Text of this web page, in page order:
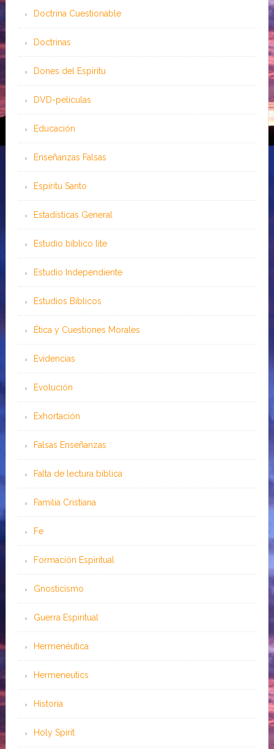
Doctrina Cuestionable
Doctrinas
Dones del Espíritu
DVD-peliculas
Educación
Enseñanzas Falsas
Espíritu Santo
Estadísticas General
Estudio bíblico lite
Estudio Independiente
Estudios Bíblicos
Ética y Cuestiones Morales
Evidencias
Evolución
Exhortación
Falsas Enseñanzas
Falta de lectura bíblica
Familia Cristiana
Fe
Formación Espiritual
Gnosticismo
Guerra Espiritual
Hermenéutica
Hermeneutics
Historia
Holy Spirit